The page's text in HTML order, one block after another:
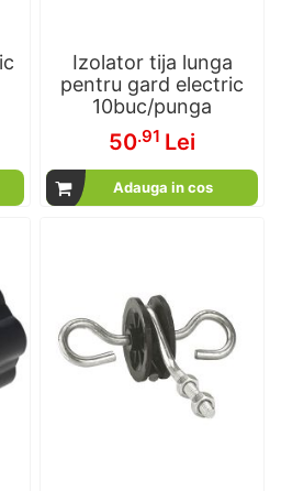
Izolator tija lunga
pentru gard electric
10buc/punga
50.91 Lei
Adauga in cos